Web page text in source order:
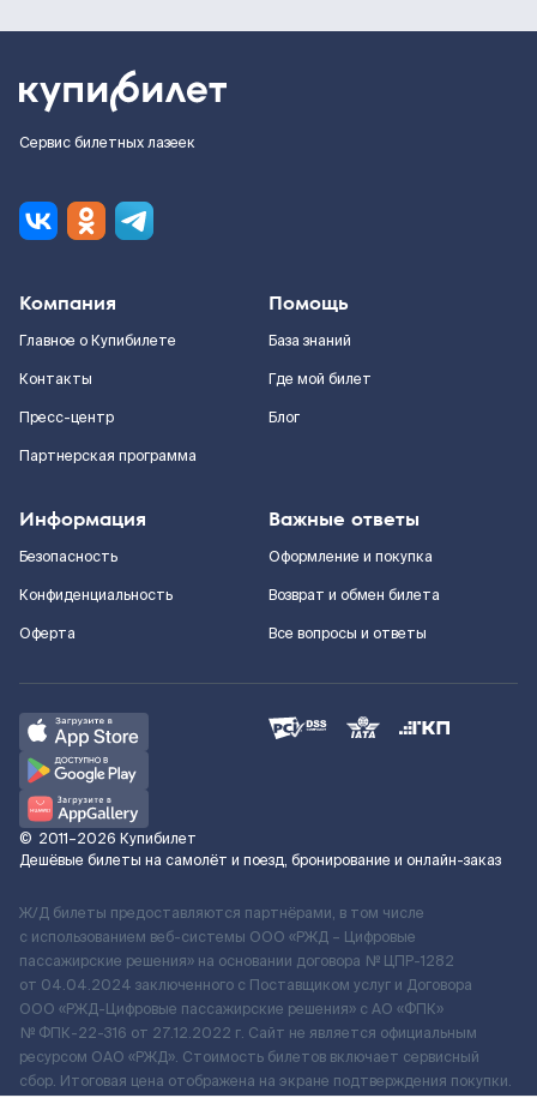
Сервис билетных лазеек
Компания
Главное о Купибилете
Контакты
Пресс-центр
Партнерская программа
Помощь
База знаний
Где мой билет
Блог
Информация
Безопасность
Конфиденциальность
Оферта
Важные ответы
Оформление и покупка
Возврат и обмен билета
Все вопросы и ответы
© 2011–2026 Купибилет
Дешёвые билеты на самолёт и поезд, бронирование и онлайн-заказ
Ж/Д билеты предоставляются партнёрами, в том числе
с использованием веб-системы ООО «РЖД – Цифровые
пассажирские решения» на основании договора № ЦПР-1282
от 04.04.2024 заключенного с Поставщиком услуг и Договора
ООО «РЖД-Цифровые пассажирские решения» c АО «ФПК»
№ ФПК-22-316 от 27.12.2022 г. Сайт не является официальным
ресурсом ОАО «РЖД». Стоимость билетов включает сервисный
сбор. Итоговая цена отображена на экране подтверждения покупки.